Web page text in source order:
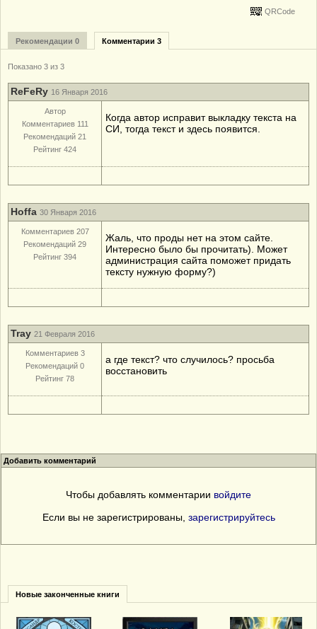
QRCode
Рекомендации 0 Комментарии 3
Показано 3 из 3
ReFeRy 16 Января 2016
Автор
Комментариев 111
Рекомендаций 21
Рейтинг 424
Когда автор исправит выкладку текста на
СИ, тогда текст и здесь появится.
Hoffa 30 Января 2016
Комментариев 207
Рекомендаций 29
Рейтинг 394
Жаль, что проды нет на этом сайте.
Интересно было бы прочитать). Может
администрация сайта поможет придать
тексту нужную форму?)
Tray 21 Февраля 2016
Комментариев 3
Рекомендаций 0
Рейтинг 78
а где текст? что случилось? просьба
восстановить
Добавить комментарий
Чтобы добавлять комментарии войдите
Если вы не зарегистрированы, зарегистрируйтесь
Новые законченные книги